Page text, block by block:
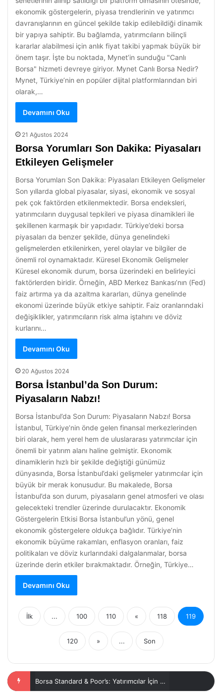
ekonomik göstergelerin, piyasa trendlerinin ve yatırımcı
davranışlarının en güncel şekilde takip edilebildiği dinamik
bir yapıya sahiptir. Bu bağlamda, yatırımcıların bilinçli
kararlar alabilmesi için anlık fiyat takibi yapmak büyük bir
önem taşır. İşte bu noktada, Mynet’in sunduğu "Canlı
Borsa" hizmeti devreye giriyor. Mynet Canlı Borsa Nedir?
Mynet, Türkiye’nin en popüler dijital platformlarından biri
olarak,…
Devamını Oku
21 Ağustos 2024
Borsa Yorumları Son Dakika: Piyasaları
Etkileyen Gelişmeler
Borsa Yorumları Son Dakika: Piyasaları Etkileyen Gelişmeler
Son yıllarda global piyasalar, siyasi, ekonomik ve sosyal
pek çok faktörden etkilenmektedir. Borsa endeksleri,
yatırımcıların duygusal tepkileri ve piyasa dinamikleri ile
şekillenen karmaşık bir yapıdadır. Türkiye’deki borsa
piyasaları da benzer şekilde, dünya genelindeki
gelişmelerden etkilenirken, yerel olaylar ve bilgiler de
önemli rol oynamaktadır. Küresel Ekonomik Gelişmeler
Küresel ekonomik durum, borsa üzerindeki en belirleyici
faktörlerden biridir. Örneğin, ABD Merkez Bankası’nın (Fed)
faiz artırma ya da azaltma kararları, dünya genelinde
ekonomi üzerinde büyük etkiye sahiptir. Faiz oranlarındaki
değişiklikler, yatırımcıların risk alma iştahını ve döviz
kurlarını…
Devamını Oku
20 Ağustos 2024
Borsa İstanbul’da Son Durum:
Piyasaların Nabzı!
Borsa İstanbul’da Son Durum: Piyasaların Nabzı! Borsa
İstanbul, Türkiye’nin önde gelen finansal merkezlerinden
biri olarak, hem yerel hem de uluslararası yatırımcılar için
önemli bir yatırım alanı haline gelmiştir. Ekonomik
dinamiklerin hızlı bir şekilde değiştiği günümüz
dünyasında, Borsa İstanbul’daki gelişmeler yatırımcılar için
büyük bir merak konusudur. Bu makalede, Borsa
İstanbul’da son durum, piyasaların genel atmosferi ve olası
gelecekteki trendler üzerinde durulacaktır. Ekonomik
Göstergelerin Etkisi Borsa İstanbul’un yönü, genel
ekonomik göstergelere oldukça bağlıdır. Türkiye’nin
ekonomik büyüme rakamları, enflasyon oranları, faiz
politikaları ve döviz kurlarındaki dalgalanmalar, borsa
üzerinde derin etkiler bırakmaktadır. Örneğin, Türkiye…
Devamını Oku
İlk ... 100 110 « 118 119
120 » ... Son
Borsa Çimsa: Yatırım Fırsatları ve Analizler